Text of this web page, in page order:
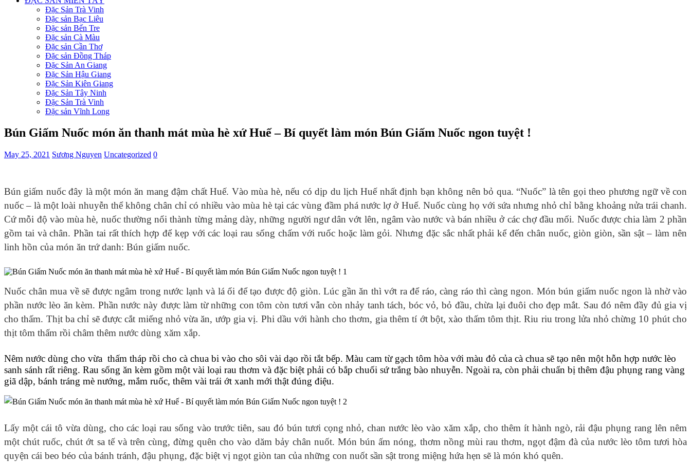
Đặc Sản Trà Vinh
Đặc sản Bạc Liêu
Đặc sản Bến Tre
Đặc sản Cà Màu
Đặc sản Cần Thơ
Đặc sản Đồng Tháp
Đặc Sản An Giang
Đặc Sản Hậu Giang
Đặc Sản Kiên Giang
Đặc Sản Tây Ninh
Đặc Sản Trà Vinh
Đặc sản Vĩnh Long
Bún Giấm Nuốc món ăn thanh mát mùa hè xứ Huế – Bí quyết làm món Bún Giấm Nuốc ngon tuyệt !
May 25, 2021 Sương Nguyen Uncategorized 0
Bún giấm nuốc đây là một món ăn mang đậm chất Huế. Vào mùa hè, nếu có dịp du lịch Huế nhất định bạn không nên bỏ qua. “Nuốc” là tên gọi theo phương ngữ về con
nuốc – là một loài nhuyễn thể không chân chỉ có nhiều vào mùa hè tại các vùng đầm phá nước lợ ở Huế. Nuốc cùng họ với sứa nhưng nhỏ chỉ bằng khoảng nửa trái chanh.
Cứ mỗi độ vào mùa hè, nuốc thường nổi thành từng mảng dày, những người ngư dân vớt lên, ngâm vào nước và bán nhiều ở các chợ đầu mối. Nuốc được chia làm 2 phần
gồm tai và chân. Phần tai rất thích hợp để kẹp với các loại rau sống chấm với ruốc hoặc làm gỏi. Nhưng đặc sắc nhất phải kể đến chân nuốc, giòn giòn, sần sật – làm nên
linh hồn của món ăn trứ danh: Bún giấm nuốc.
Nuốc chân mua về sẽ được ngâm trong nước lạnh và lá ổi để tạo được độ giòn. Lúc gần ăn thì vớt ra để ráo, càng ráo thì càng ngon. Món bún giấm nuốc ngon là nhờ vào
phần nước lèo ăn kèm. Phần nước này được làm từ những con tôm còn tươi vẫn còn nhảy tanh tách, bóc vỏ, bỏ đầu, chừa lại đuôi cho đẹp mắt. Sau đó nêm đầy đủ gia vị
cho thấm. Thịt ba chỉ sẽ được cắt miếng nhỏ vừa ăn, ướp gia vị. Phi dầu với hành cho thơm, gia thêm tí ớt bột, xào thấm tôm thịt. Riu riu trong lửa nhỏ chừng 10 phút cho
thịt tôm thấm rồi châm thêm nước dùng xăm xắp.
Nêm nước dùng cho vừa thấm tháp rồi cho cà chua bi vào cho sôi vài dạo rồi tắt bếp. Màu cam từ gạch tôm hòa với màu đỏ của cà chua sẽ tạo nên một hỗn hợp nước lèo
sanh sánh rất riêng. Rau sống ăn kèm gồm một vài loại rau thơm và đặc biệt phải có bắp chuối sứ trắng bào nhuyễn. Ngoài ra, còn phải chuẩn bị thêm đậu phụng rang vàng
giã dập, bánh tráng mè nướng, mắm ruốc, thêm vài trái ớt xanh mới thật đúng điệu.
Lấy một cái tô vừa dùng, cho các loại rau sống vào trước tiên, sau đó bún tươi cọng nhỏ, chan nước lèo vào xăm xắp, cho thêm ít hành ngò, rải đậu phụng rang lên nêm
một chút ruốc, chút ớt sa tế và trên cùng, đừng quên cho vào dăm bảy chân nuốt. Món bún ấm nóng, thơm nồng mùi rau thơm, ngọt đậm đà của nước lèo tôm tươi hòa
quyện cái beo béo của bánh tránh, đậu phụng, đặc biệt vị ngọt giòn tan của những con nuốt sần sật trong miệng hứa hẹn sẽ là món khó quên.